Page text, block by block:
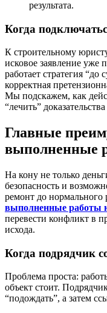
результата.
Когда
К строительному
исковое заявление уже
работает стратегия “до
корректная
Мы подскажем, как
“лечить”
Главные
выполненные
На кону не только
безопасность и
ремонт до нормального
выполненные работы
перевести конфликт в
исхода.
Когда подрядчик
Проблема проста:
объект стоит.
“подождать”, а затем